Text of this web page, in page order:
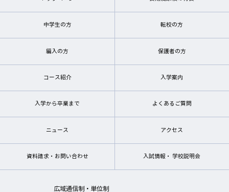
中学生の方 転校の方
編入の方 保護者の方
コース紹介 入学案内
入学から卒業まで よくあるご質問
ニュース アクセス
資料請求・お問い合わせ 入試情報・ 学校説明会
広域通信制・単位制